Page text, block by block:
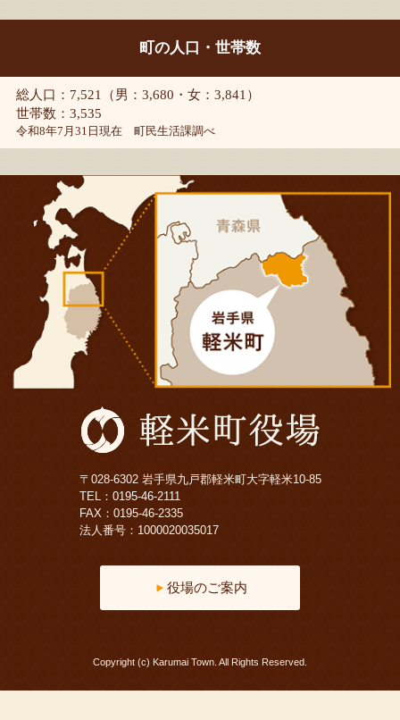
町の人口・世帯数
総人口：7,521（男：3,680・女：3,841）
世帯数：3,535
令和8年7月31日現在 町民生活課調べ
〒028-6302 岩手県九戸郡軽米町大字軽米10-85
TEL： 0195-46-2111
FAX：0195-46-2335
法人番号：1000020035017
役場のご案内
Copyright (c) Karumai Town. All Rights Reserved.